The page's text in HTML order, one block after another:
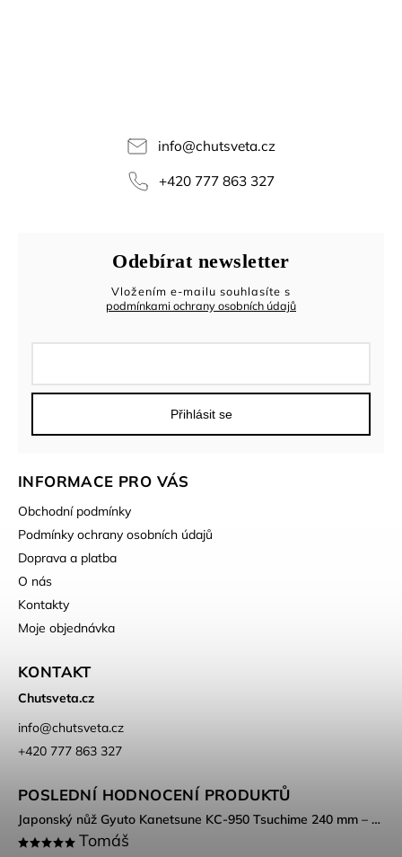
info@chutsveta.cz
+420 777 863 327
INFORMACE PRO VÁS
Obchodní podmínky
Podmínky ochrany osobních údajů
Doprava a platba
O nás
Kontakty
Moje objednávka
KONTAKT
Chutsveta.cz
info@chutsveta.cz
+420 777 863 327
POSLEDNÍ HODNOCENÍ PRODUKTŮ
Japonský nůž Gyuto Kanetsune KC-950 Tsuchime 240 mm – DSR-1K6 ocel, Tsuchime povrch
Tomáš
Odebírat newsletter
Vložením e-mailu souhlasíte s
podmínkami ochrany osobních údajů
Přihlásit se